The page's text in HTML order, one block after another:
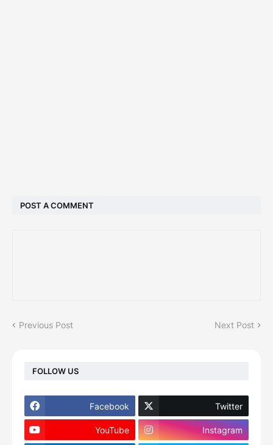
POST A COMMENT
Previous Post Next Post
FOLLOW US
Facebook Twitter
YouTube Instagram